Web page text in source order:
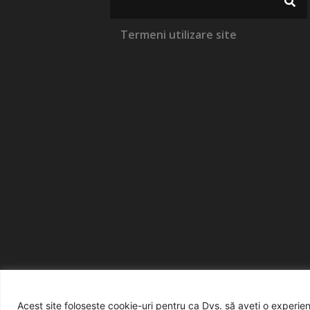
Acest site folosește cookie-uri pentru ca Dvs. să aveți o
Termeni utilizare site
© creart